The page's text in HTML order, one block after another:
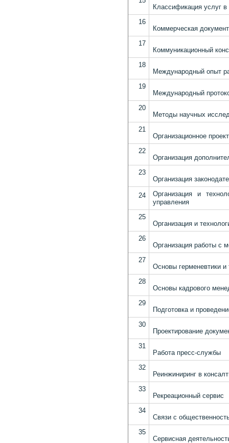
Классификация услуг
16
Коммерческая
17
Коммуникационный
18
Международный опыт
19
Международный
20
Методы научных
21
Организационное
22
Организация
23
Организация
24
Организация и
управления
25
Организация и
26
Организация работы с
27
Основы герменевтики и
28
Основы кадрового
29
Подготовка и
30
Проектирование
31
Работа пресс-службы
32
Реинжиниринг в
33
Рекреационный сервис
34
Связи с
35
Сервисная